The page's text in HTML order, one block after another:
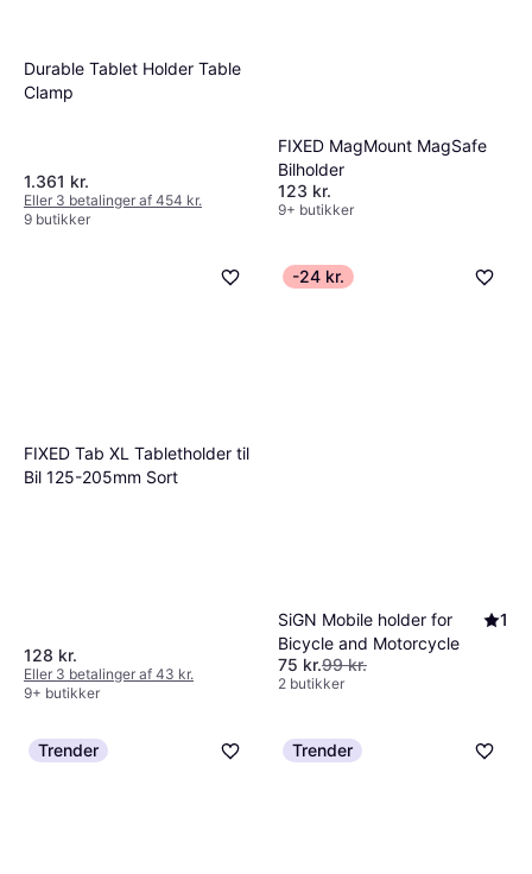
Durable Tablet Holder Table
Clamp
1.361 kr.
Eller 3 betalinger af 454 kr.
9 butikker
FIXED MagMount MagSafe
Bilholder
123 kr.
9+ butikker
FIXED Tab XL Tabletholder til
Bil 125-205mm Sort
128 kr.
Eller 3 betalinger af 43 kr.
9+ butikker
-24 kr.
SiGN Mobile holder for
Bicycle and Motorcycle
1
75 kr.99 kr.
2 butikker
Trender Trender